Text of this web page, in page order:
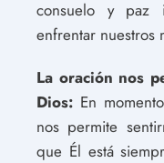
consuelo y paz
enfrentar nuestros
La oración nos
Dios: En
nos permite
que Él está